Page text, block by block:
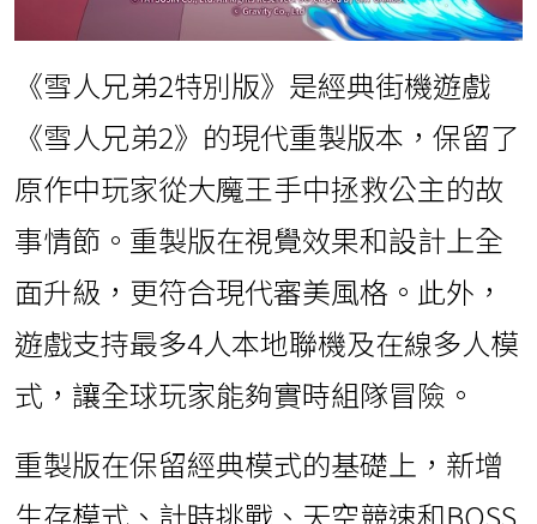
《雪人兄弟2特別版》是經典街機遊戲
《雪人兄弟2》的現代重製版本，保留了
原作中玩家從大魔王手中拯救公主的故
事情節。重製版在視覺效果和設計上全
面升級，更符合現代審美風格。此外，
遊戲支持最多4人本地聯機及在線多人模
式，讓全球玩家能夠實時組隊冒險。
重製版在保留經典模式的基礎上，新增
生存模式、計時挑戰、天空競速和BOSS